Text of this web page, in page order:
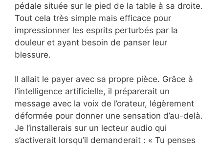
pédale située sur le pied de la table à sa droite.
Tout cela très simple mais efficace pour
impressionner les esprits perturbés par la
douleur et ayant besoin de panser leur
blessure.
Il allait le payer avec sa propre pièce. Grâce à
l’intelligence artificielle, il préparerait un
message avec la voix de l’orateur, légèrement
déformée pour donner une sensation d’au-delà.
Je l’installerais sur un lecteur audio qui
s’activerait lorsqu’il demanderait : « Tu penses